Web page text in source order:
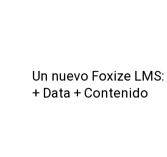
Un nuevo Foxize
+ Data + Contenido